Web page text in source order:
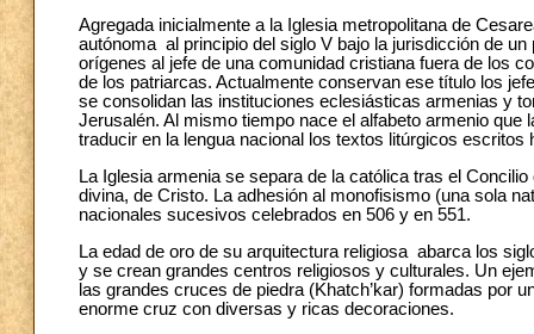
Agregada inicialmente a la Iglesia metropolitana de
autónoma al principio del siglo V bajo la jurisdicción de
orígenes al jefe de una comunidad cristiana fuera de los
de los patriarcas. Actualmente conservan ese título los
se consolidan las instituciones eclesiásticas armenias y
Jerusalén. Al mismo tiempo nace el alfabeto armenio
traducir en la lengua nacional los textos litúrgicos
La Iglesia armenia se separa de la católica tras el
divina, de Cristo. La adhesión al monofisismo (una sola
nacionales sucesivos celebrados en 506 y en 551.
La edad de oro de su arquitectura religiosa abarca los
y se crean grandes centros religiosos y culturales. Un
las grandes cruces de piedra (Khatch’kar) formadas por
enorme cruz con diversas y ricas decoraciones.